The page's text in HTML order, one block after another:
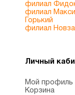
филиал
филиал
Горький
филиал Новза
Личный
Мой профиль
Корзина